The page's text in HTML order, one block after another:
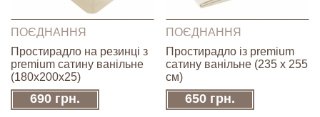
ПОЄДНАННЯ
Простирадло на резинці з
premium сатину ванільне
(180х200х25)
690 грн.
ПОЄДНАННЯ
Простирадло із premium
сатину ванільне (235 x 255
см)
650 грн.